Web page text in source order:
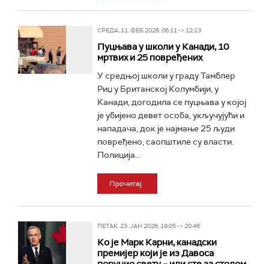
СРЕДА, 11. ФЕБ 2026, 06:11 -> 12:13
Пуцњава у школи у Канади, 10
мртвих и 25 повређених
У средњој школи у граду Тамблер
Риџ у Британској Колумбији, у
Канади, догодила се пуцњава у којој
је убијено девет особа, укључујући и
нападача, док је најмање 25 људи
повређено, саопштиле су власти.
Полиција...
Прочитај
ПЕТАК, 23. ЈАН 2026, 19:05 -> 20:46
Ко је Марк Карни, канадски
премијер који је из Давоса